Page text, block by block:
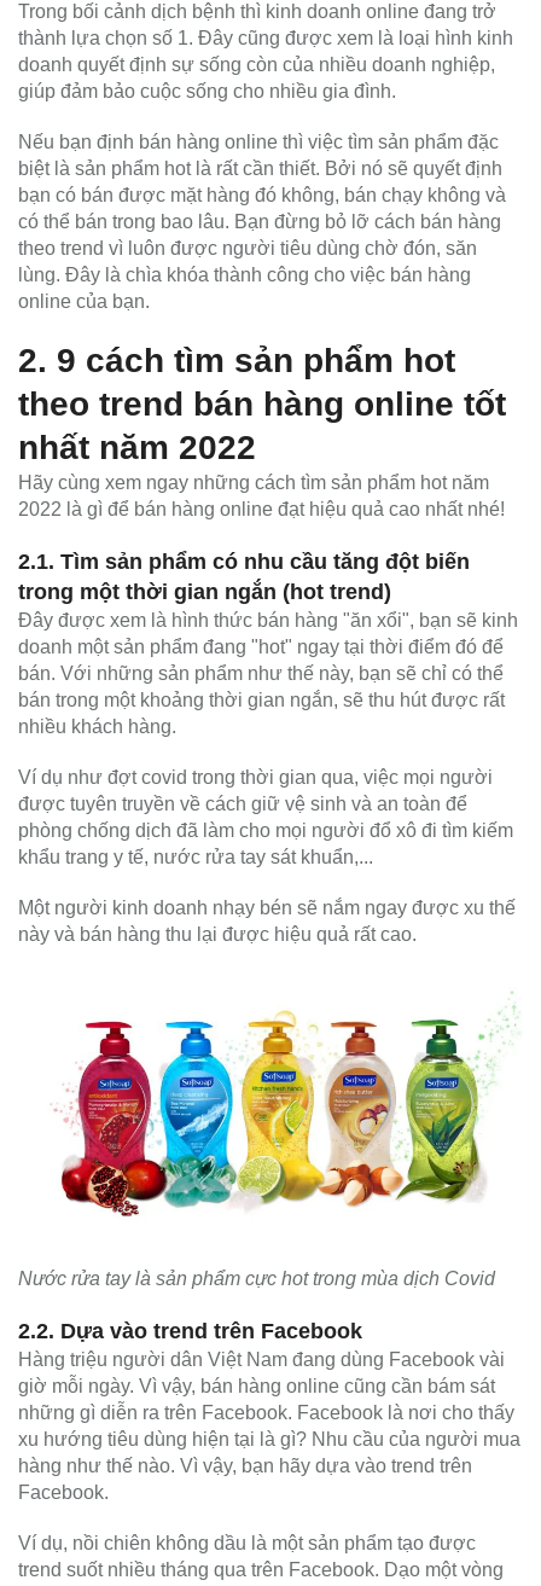
Trong bối cảnh dịch bệnh thì kinh doanh online đang trở
thành lựa chọn số 1. Đây cũng được xem là loại hình kinh
doanh quyết định sự sống còn của nhiều doanh nghiệp,
giúp đảm bảo cuộc sống cho nhiều gia đình.
Nếu bạn định bán hàng online thì việc tìm sản phẩm đặc
biệt là sản phẩm hot là rất cần thiết. Bởi nó sẽ quyết định
bạn có bán được mặt hàng đó không, bán chạy không và
có thể bán trong bao lâu. Bạn đừng bỏ lỡ cách bán hàng
theo trend vì luôn được người tiêu dùng chờ đón, săn
lùng. Đây là chìa khóa thành công cho việc bán hàng
online của bạn.
2. 9 cách tìm sản phẩm hot
theo trend bán hàng online tốt
nhất năm 2022
Hãy cùng xem ngay những cách tìm sản phẩm hot năm
2022 là gì để bán hàng online đạt hiệu quả cao nhất nhé!
2.1. Tìm sản phẩm có nhu cầu tăng đột biến
trong một thời gian ngắn (hot trend)
Đây được xem là hình thức bán hàng "ăn xổi", bạn sẽ kinh
doanh một sản phẩm đang "hot" ngay tại thời điểm đó để
bán. Với những sản phẩm như thế này, bạn sẽ chỉ có thể
bán trong một khoảng thời gian ngắn, sẽ thu hút được rất
nhiều khách hàng.
Ví dụ như đợt covid trong thời gian qua, việc mọi người
được tuyên truyền về cách giữ vệ sinh và an toàn để
phòng chống dịch đã làm cho mọi người đổ xô đi tìm kiếm
khẩu trang y tế, nước rửa tay sát khuẩn,...
Một người kinh doanh nhạy bén sẽ nắm ngay được xu thế
này và bán hàng thu lại được hiệu quả rất cao.
Nước rửa tay là sản phẩm cực hot trong mùa dịch Covid
2.2. Dựa vào trend trên Facebook
Hàng triệu người dân Việt Nam đang dùng Facebook vài
giờ mỗi ngày. Vì vậy, bán hàng online cũng cần bám sát
những gì diễn ra trên Facebook. Facebook là nơi cho thấy
xu hướng tiêu dùng hiện tại là gì? Nhu cầu của người mua
hàng như thế nào. Vì vậy, bạn hãy dựa vào trend trên
Facebook.
Ví dụ, nồi chiên không dầu là một sản phẩm tạo được
trend suốt nhiều tháng qua trên Facebook. Dạo một vòng